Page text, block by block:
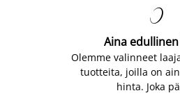

Aina
Olemme valinneet
tuotteita, joilla on
hinta. Joka